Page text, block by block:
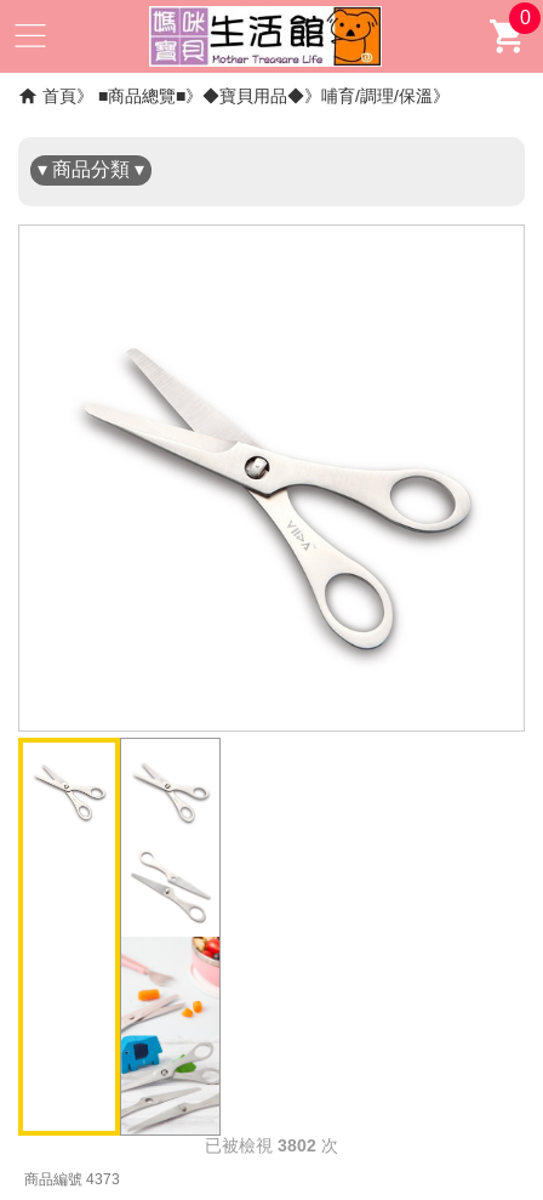
0
首頁 ■商品總覽■ ◆寶貝用品◆ 哺育/調理/保溫
▾ 商品分類 ▾
✖
已被檢視 3802 次
商品編號 4373